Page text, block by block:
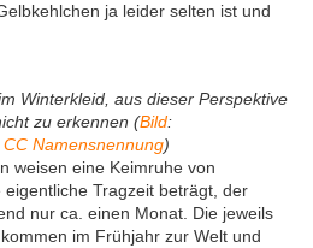
ja leider selten ist und
Winterkleid, aus dieser Perspektive
zu erkennen (Bild:
CC Namensnennung)
weisen eine Keimruhe von
Tragzeit beträgt, der
nur ca. einen Monat. Die jeweils
im Frühjahr zur Welt und